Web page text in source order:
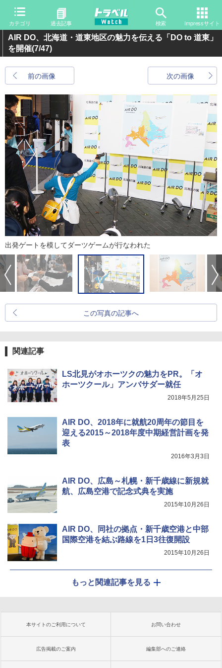
カテゴリ 過去記事 検索 Impressサイト
AIR DO、北海道・道東地区の魅力を伝える「DO to 道東」
を開催(7/47)
前の画像 次の画像
出発ゲートを模してダーツゲームが行なわれた
この写真の記事へ
関連記事
LS北見がオホーツクの魅力をPR。「オ
ホーツクール」アンバサダー就任
2018年5月25日
AIR DO、2018年に就航20周年の節目を
迎える2015～2018年度中期経営計画を発
表
2016年3月3日
AIR DO、広島～札幌・新千歳線に新規就
航、広島空港で記念式典を実施
2015年10月26日
AIR DO、同社の拠点・新千歳空港と中部
国際空港を結ぶ路線を1日3往復開設
2015年10月26日
もっと関連記事を見る
本サイトのご利用について お問い合わせ
広告掲載のご案内 編集部へのご連絡